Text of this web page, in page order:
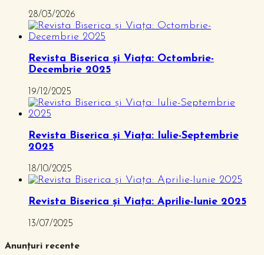
28/03/2026
Revista Biserica și Viața: Octombrie-
Decembrie 2025
19/12/2025
Revista Biserica și Viața: Iulie-Septembrie
2025
18/10/2025
Revista Biserica și Viața: Aprilie-Iunie 2025
13/07/2025
Anunțuri recente